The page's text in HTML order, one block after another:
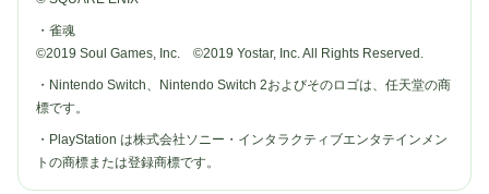
・雀魂
©2019 Soul Games, Inc. ©2019 Yostar, Inc. All Rights Reserved.
・Nintendo Switch、Nintendo Switch 2およびそのロゴは、任天堂の商
標です。
・PlayStation は株式会社ソニー・インタラクティブエンタテインメン
トの商標または登録商標です。